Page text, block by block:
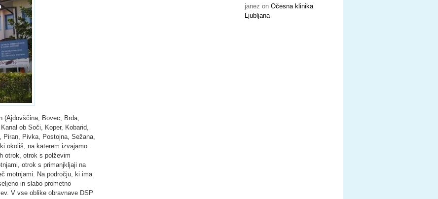
(Ajdovščina, Bovec, Brda,
ob Soči, Koper, Kobarid,
Piran, Pivka, Postojna, Sežana,
okoliš, na katerem izvajamo
otrok, otrok s polževim
otrok s primanjkljaji na
motnjami. Na področju, ki ima
in slabo prometno
V vse oblike obravnave DSP
janez on Očesna klinika
Ljubljana